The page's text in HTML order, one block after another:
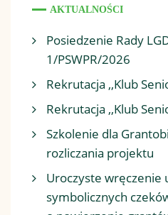
AKTUALNOŚCI
Posiedzenie Rady
1/PSWPR/2026
Rekrutacja ,,Klub
Rekrutacja ,,Klub
Szkolenie dla
rozliczania projektu
Uroczyste wręczenie
symbolicznych